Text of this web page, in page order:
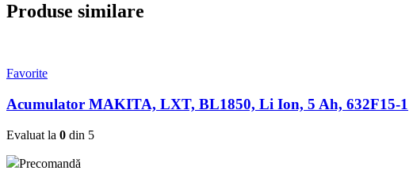
Produse similare
Favorite
Acumulator MAKITA, LXT, BL1850, Li Ion, 5 Ah, 632F15-1
Evaluat la 0 din 5
Precomandă